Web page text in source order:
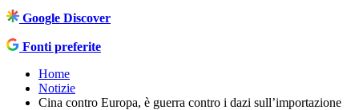
Google Discover
Fonti preferite
Home
Notizie
Cina contro Europa, è guerra contro i dazi sull’importazione